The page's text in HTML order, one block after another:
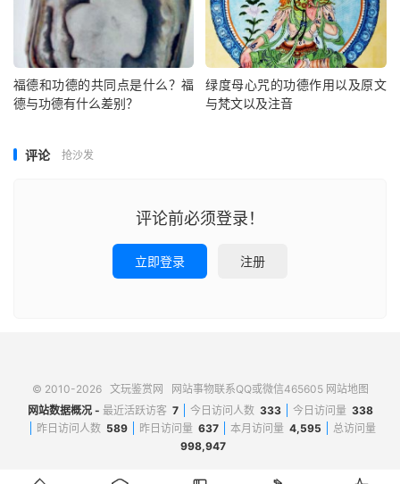
福德和功德的共同点是什么？福
德与功德有什么差别？
绿度母心咒的功德作用以及原文
与梵文以及注音
评论 抢沙发
评论前必须登录！
立即登录 注册
© 2010-2026 文玩鉴赏网 网站事物联系QQ或微信465605 网站地图
网站数据概况 - 最近活跃访客 7 今日访问人数 333 今日访问量 338
昨日访问人数 589 昨日访问量 637 本月访问量 4,595
总访问量
998,947